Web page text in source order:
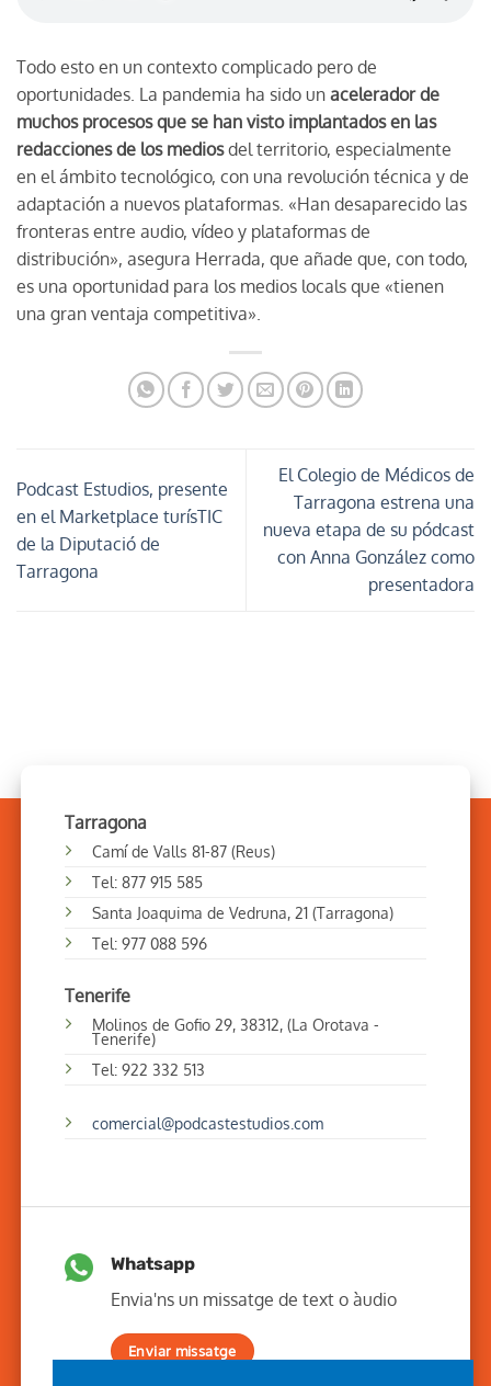
Todo esto en un contexto complicado pero de
oportunidades. La pandemia ha sido un acelerador de
muchos procesos que se han visto implantados en las
redacciones de los mediosdel territorio, especialmente
en el ámbito tecnológico, con una revolución técnica y de
adaptación a nuevos plataformas. «Han desaparecido las
fronteras entre audio, vídeo y plataformas de
distribución», asegura Herrada, que añade que, con todo,
es una oportunidad para los medios locals que «tienen
una gran ventaja competitiva».
Podcast Estudios, presente
en el Marketplace turísTIC
de la Diputació de
Tarragona
El Colegio de Médicos de
Tarragona estrena una
nueva etapa de su pódcast
con Anna González como
presentadora
Tarragona
Camí de Valls 81-87 (Reus)
Tel: 877 915 585
Santa Joaquima de Vedruna, 21 (Tarragona)
Tel: 977 088 596
Tenerife
Molinos de Gofio 29, 38312, (La Orotava -
Tenerife)
Tel: 922 332 513
comercial@podcastestudios.com
Whatsapp
Envia'ns un missatge de text o àudio
Enviar missatge